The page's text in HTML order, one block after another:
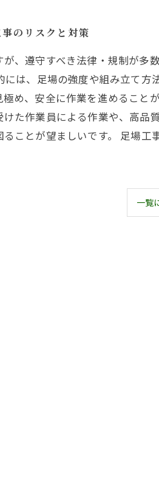
のリスクと対策
、遵守すべき法律・規制が
は、足場の強度や組み立て
め、安全に作業を進めること
た作業員による作業や、高
ことが望ましいです。 足場
一覧